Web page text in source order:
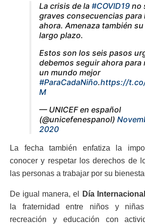
La crisis de la #COVID19 no
graves consecuencias para
ahora. Amenaza también
largo plazo.
Estos son los seis pasos
debemos seguir ahora para
un mundo mejor
#ParaCadaNiño.https://
M
— UNICEF en español
(@unicefenespanol)
2020
La fecha también enfatiza la
conocer y respetar los derechos de
las personas a trabajar por su
De igual manera, el Día
la fraternidad entre niños y
recreación y educación con